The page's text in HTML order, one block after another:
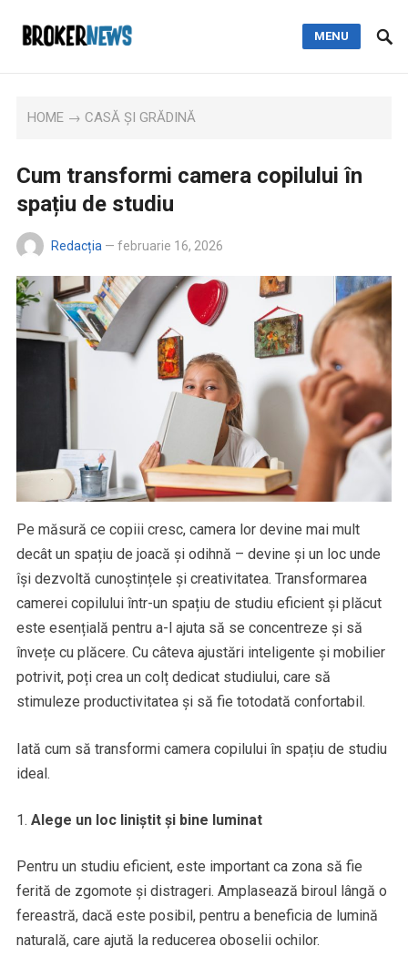
MENU
HOME →CASĂ ȘI GRĂDINĂ
Cum transformi camera copilului în
spațiu de studiu
Redacția — februarie 16, 2026
Pe măsură ce copiii cresc, camera lor devine mai mult
decât un spațiu de joacă și odihnă – devine și un loc unde
își dezvoltă cunoștințele și creativitatea. Transformarea
camerei copilului într-un spațiu de studiu eficient și plăcut
este esențială pentru a-l ajuta să se concentreze și să
învețe cu plăcere. Cu câteva ajustări inteligente și mobilier
potrivit, poți crea un colț dedicat studiului, care să
stimuleze productivitatea și să fie totodată confortabil.
Iată cum să transformi camera copilului în spațiu de studiu
ideal.
Alege un loc liniștit și bine luminat
Pentru un studiu eficient, este important ca zona să fie
ferită de zgomote și distrageri. Amplasează biroul lângă o
fereastră, dacă este posibil, pentru a beneficia de lumină
naturală, care ajută la reducerea oboselii ochilor.